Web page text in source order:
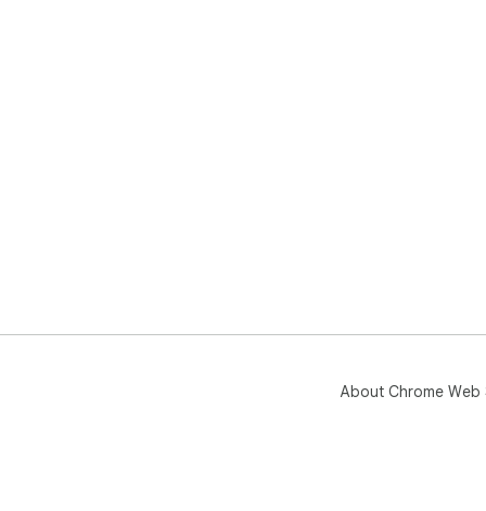
About Chrome Web